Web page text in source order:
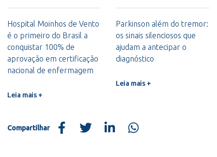
Hospital Moinhos de Vento
é o primeiro do Brasil a
conquistar 100% de
aprovação em certificação
nacional de enfermagem
Leia mais +
Parkinson além do tremor:
os sinais silenciosos que
ajudam a antecipar o
diagnóstico
Leia mais +
Compartilhar